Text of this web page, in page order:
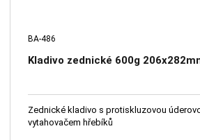
BA-486
Kladivo zednické 600g
Zednické kladivo s protiskluzovou
vytahovačem hřebíků